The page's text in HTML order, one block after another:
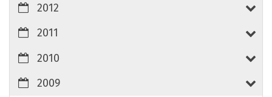
2012
2011
2010
2009